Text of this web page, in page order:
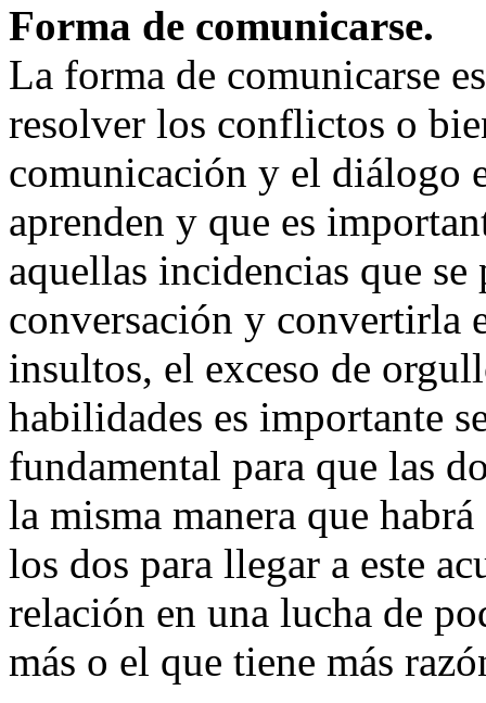
Forma de comunicarse.
La forma de comunicarse
resolver los conflictos o
comunicación y el diálogo
aprenden y que es
aquellas incidencias que
conversación y convertirla
insultos, el exceso de
habilidades es importante
fundamental para que las
la misma manera que
los dos para llegar a este
relación en una lucha de
más o el que tiene más